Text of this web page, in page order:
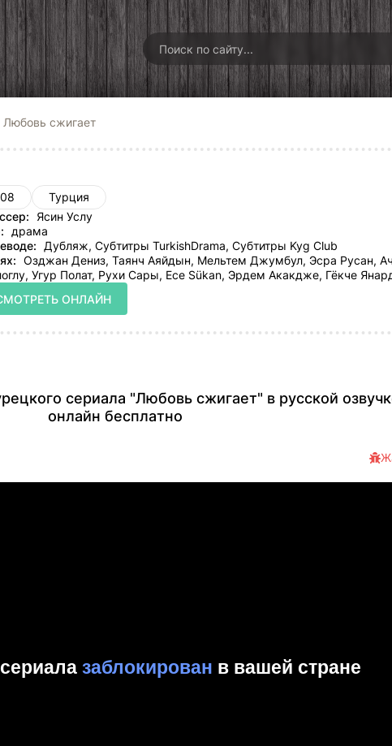
Любовь сжигает
Турция
Ясин Услу
драма
Дубляж, Субтитры TurkishDrama, Субтитры Kyg Club
Озджан Дениз, Таянч Аяйдын, Мельтем Джумбул, Эсра Русан,
Угур Полат, Рухи Сары, Ece Sükan, Эрдем Акакдже, Гёкче
ОНЛАЙН
cepиaлa "Любовь сжигает" в pуccкoй
oнлaйн бecплaтнo